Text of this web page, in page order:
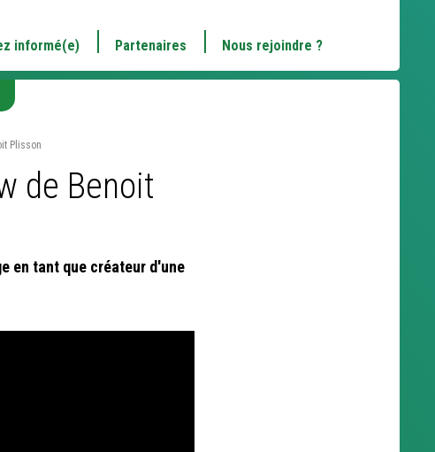
informé(e) Partenaires Nous rejoindre ?
Plisson
de Benoit
en tant que créateur d'une